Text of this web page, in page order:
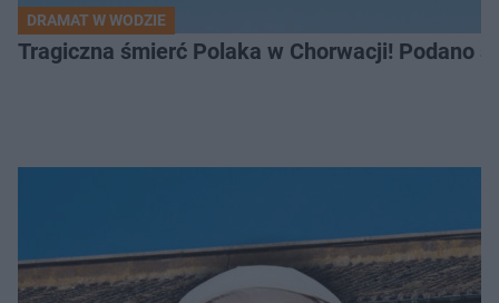
DRAMAT W WODZIE
Tragiczna śmierć Polaka w Chorwacji! Podano